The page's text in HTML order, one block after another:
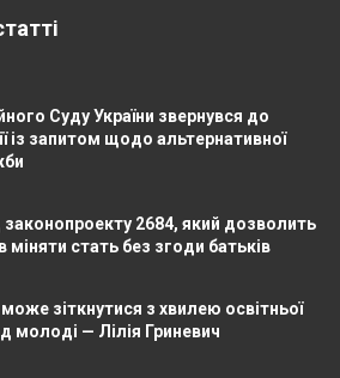
Суду України звернувся до
із запитом щодо альтернативної
2684, який дозволить
міняти стать без згоди батьків
може зіткнутися з хвилею освітньої
молоді — Лілія Гриневич